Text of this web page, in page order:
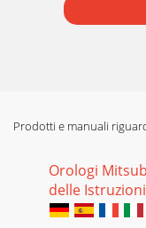
Prodotti e manuali
Orologi
delle Istruzioni